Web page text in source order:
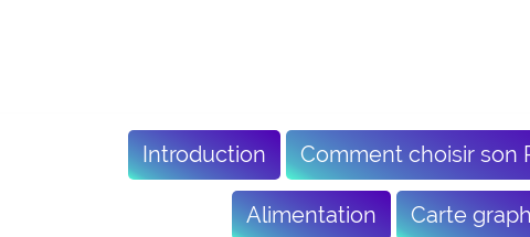
Introduction Comment choisir son
Alimentation Carte